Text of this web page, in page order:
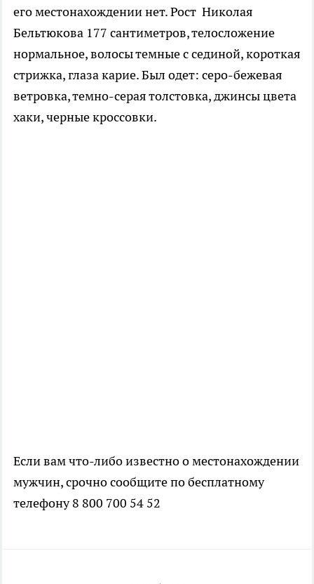
его местонахождении нет. Рост Николая
Бельтюкова 177 сантиметров, телосложение
нормальное, волосы темные с сединой, короткая
стрижка, глаза карие. Был одет: серо-бежевая
ветровка, темно-серая толстовка, джинсы цвета
хаки, черные кроссовки.
Если вам что-либо известно о местонахождении
мужчин, срочно сообщите по бесплатному
телефону 8 800 700 54 52